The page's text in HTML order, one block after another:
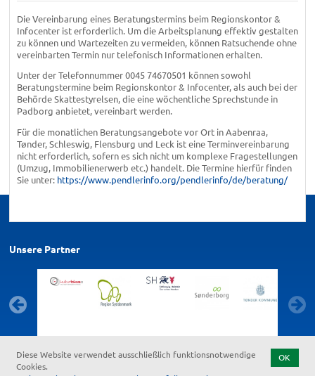
Die Vereinbarung eines Beratungstermins beim Regionskontor &
Infocenter ist erforderlich. Um die Arbeitsplanung effektiv gestalten
zu können und Wartezeiten zu vermeiden, können Ratsuchende ohne
vereinbarten Termin nur telefonisch Informationen erhalten.
Unter der Telefonnummer 0045 74670501 können sowohl
Beratungstermine beim Regionskontor & Infocenter, als auch bei der
Behörde Skattestyrelsen, die eine wöchentliche Sprechstunde in
Padborg anbietet, vereinbart werden.
Für die monatlichen Beratungsangebote vor Ort in Aabenraa,
Tønder, Schleswig, Flensburg und Leck ist eine Terminvereinbarung
nicht erforderlich, sofern es sich nicht um komplexe Fragestellungen
(Umzug, Immobilienerwerb etc.) handelt. Die Termine hierfür finden
Sie unter: https://www.pendlerinfo.org/pendlerinfo/de/beratung/
Unsere Partner
OK
Diese Website verwendet ausschließlich funktionsnotwendige
Cookies.